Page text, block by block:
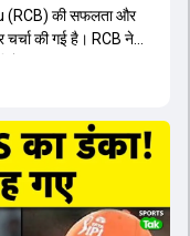
(RCB) की सफलता और
चर्चा की गई है। RCB ने
बटन दबाया। टीम
और एनालिस्ट
और Rasikh Salam
शानदार प्रदर्शन
देखा गया, जहां वह
आते हैं। कप्तान Rajat
रहा है। एनालिस्ट से लेकर